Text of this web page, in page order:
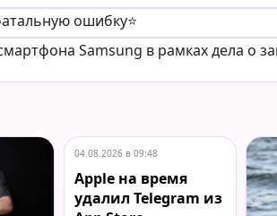
ошибку⭐️
Samsung в рамках дела о
04.08.2026 в 09:48
Apple на время
удалил Telegram из